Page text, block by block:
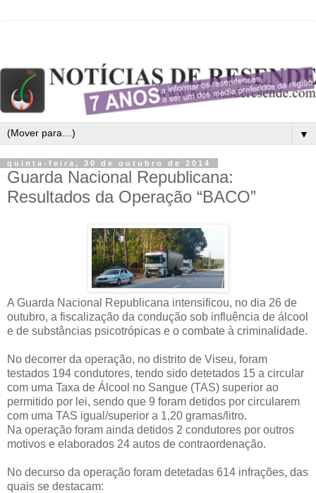
▼
quinta-feira, 30 de outubro de 2014
Guarda Nacional Republicana:
Resultados da Operação “BACO”
A Guarda Nacional Republicana intensificou, no dia 26 de
outubro, a fiscalização da condução sob influência de álcool
e de substâncias psicotrópicas e o combate à criminalidade.
No decorrer da operação, no distrito de Viseu, foram
testados 194 condutores, tendo sido detetados 15 a circular
com uma Taxa de Álcool no Sangue (TAS) superior ao
permitido por lei, sendo que 9 foram detidos por circularem
com uma TAS igual/superior a 1,20 gramas/litro.
Na operação foram ainda detidos 2 condutores por outros
motivos e elaborados 24 autos de contraordenação.
No decurso da operação foram detetadas 614 infrações, das
quais se destacam: